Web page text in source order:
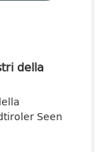
della
Seen